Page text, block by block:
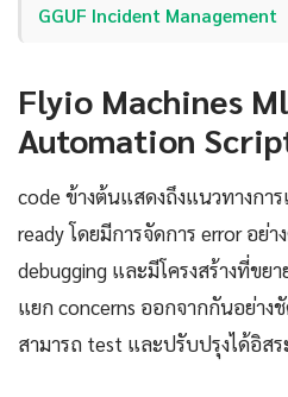
GGUF Incident Management
Flyio Machines
Automation
code ข้างต้นแสดงถึงแนวทางกา
ready โดยมีการจัดการ error อย่
debugging และมีโครงสร้างที่ขย
แยก concerns ออกจากกันอย่าง
สามารถ test และปรับปรุงได้อิสร